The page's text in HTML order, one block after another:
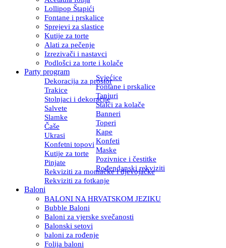
Lollipop Štapići
Fontane i prskalice
Sprejevi za slastice
Kutije za torte
Alati za pečenje
Izrezivači i nastavci
Podlošci za torte i kolače
Party program
Dekoracija za prostor
Svjećice
Trakice
Fontane i prskalice
Stolnjaci i dekoracije
Tanjuri
Salvete
Stalci za kolače
Slamke
Banneri
Čaše
Toperi
Ukrasi
Kape
Konfetni topovi Konfeti
Kutije za torte
Maske
Pinjate
Pozivnice i čestitke
Rekviziti za momačke i djevojačke
Rođendanski rekviziti
Rekviziti za fotkanje
Baloni
BALONI NA HRVATSKOM JEZIKU
Bubble Baloni
Baloni za vjerske svečanosti
Balonski setovi
baloni za rođenje
Folija baloni